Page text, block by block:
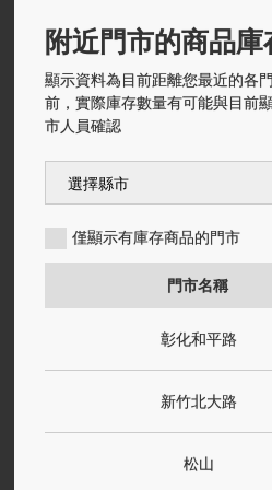
附近門市的商品庫
顯示資料為目前距離您最近的各
前，實際庫存數量有可能與目前
市人員確認
僅顯示有庫存商品的門市
門市名稱
彰化和平路
新竹北大路
松山